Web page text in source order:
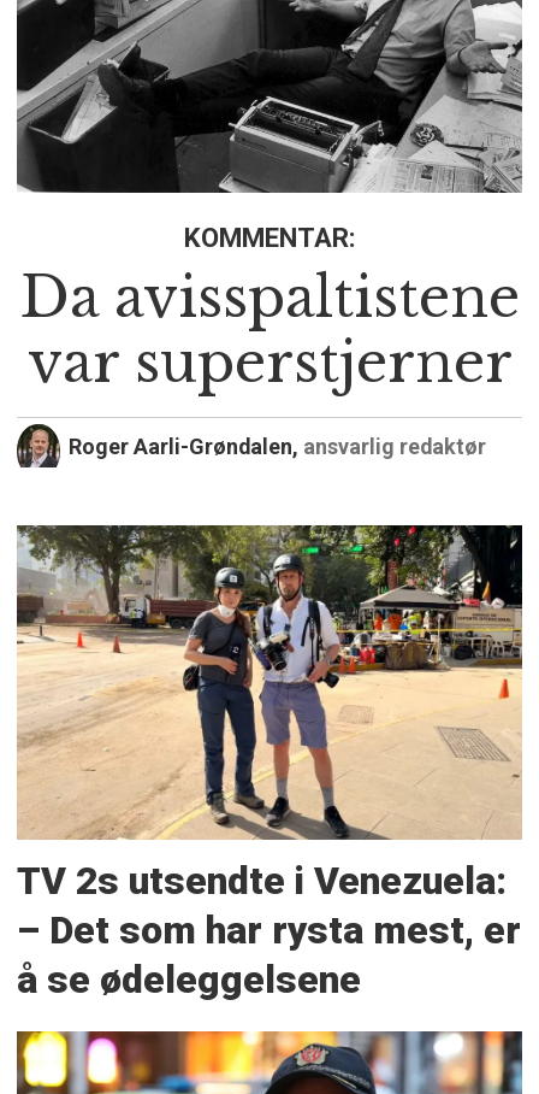
KOMMENTAR:
Da avisspaltistene
var superstjerner
Roger Aarli-Grøndalen, ansvarlig redaktør
TV 2s utsendte i Venezuela:
– Det som har rysta mest, er
å se ødeleggelsene